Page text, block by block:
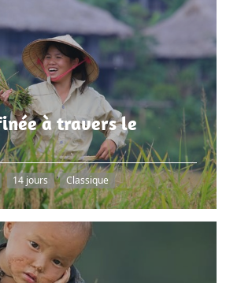
à travers le
14 jours Classique